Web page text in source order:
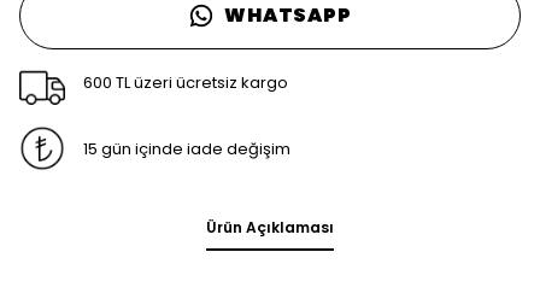
WHATSAPP
600 TL üzeri ücretsiz kargo
15 gün içinde iade değişim
Ürün Açıklaması